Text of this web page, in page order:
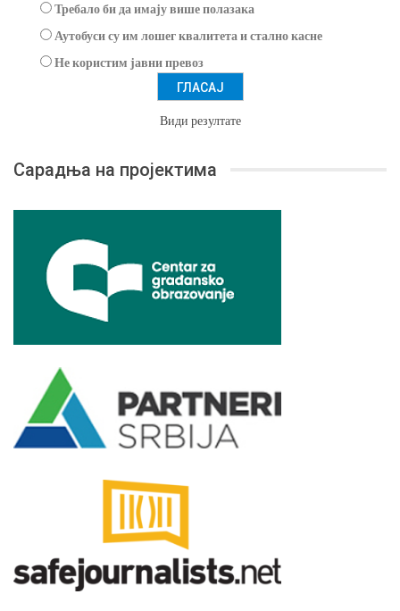
Требало би да имају више полазака
Аутобуси су им лошег квалитета и стално касне
Не користим јавни превоз
Види резултате
Сарадња на пројектима